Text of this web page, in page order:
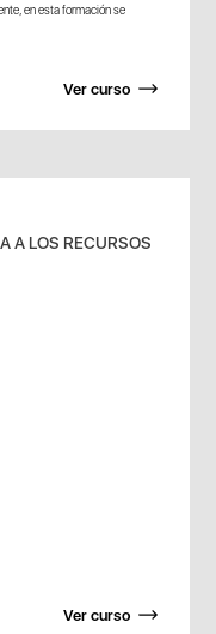
en esta formación se
Ver curso
A LOS RECURSOS
Ver curso